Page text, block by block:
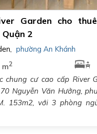
Garden cho
2
phường An Khánh
m2
chung cư cao cấp River
Nguyễn Văn Hưởng,
153m2, với 3 phòng